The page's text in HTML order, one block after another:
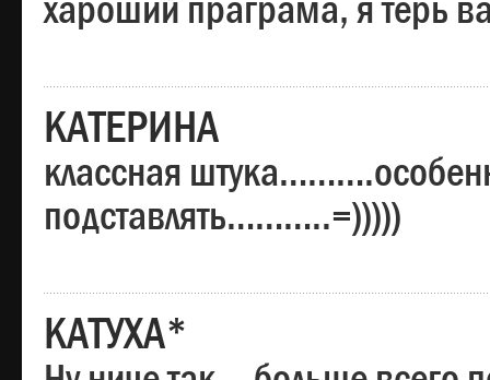
хароший праграма, я терь
КАТЕРИНА
классная
подставлять………..=)))))
КАТУХА*